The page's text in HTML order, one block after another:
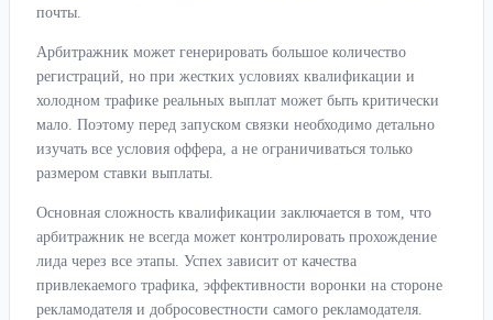
почты.
Арбитражник может генерировать большое количество
регистраций, но при жестких условиях квалификации и
холодном трафике реальных выплат может быть критически
мало. Поэтому перед запуском связки необходимо детально
изучать все условия оффера, а не ограничиваться только
размером ставки выплаты.
Основная сложность квалификации заключается в том, что
арбитражник не всегда может контролировать прохождение
лида через все этапы. Успех зависит от качества
привлекаемого трафика, эффективности воронки на стороне
рекламодателя и добросовестности самого рекламодателя.